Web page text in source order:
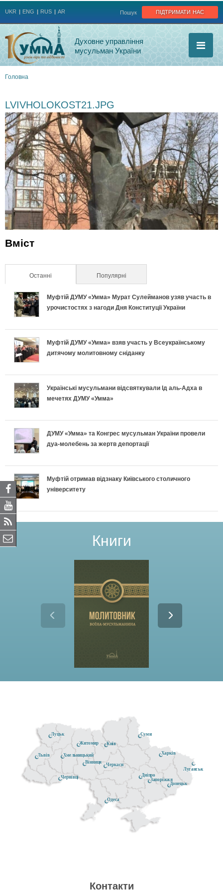
підтримати нас
Пошук
UKR ENG RUS AR
Духовне управління
мусульман України
є
тут
Головна
LVIVHOLOKOST21.JPG
Вміст
Останні (активна вкладка)Популярні
Муфтій ДУМУ «Умма» Мурат Сулейманов узяв участь в
урочистостях з нагоди Дня Конституції України
Муфтій ДУМУ «Умма» взяв участь у Всеукраїнському
дитячому молитовному сніданку
Українські мусульмани відсвяткували Ід аль-Адха в
мечетях ДУМУ «Умма»
ДУМУ «Умма» та Конгрес мусульман України провели
дуа-молебень за жертв депортації
Муфтій отримав відзнаку Київського столичного
університету
Книги
Донецьк
Житомир
Черкаси
Чернівці
Київ
Луганськ
Хмельницький
Луцьк
Дніпро
Одеса
Суми
Вінниця
Запоріжжя
Львів Харків
Контакти